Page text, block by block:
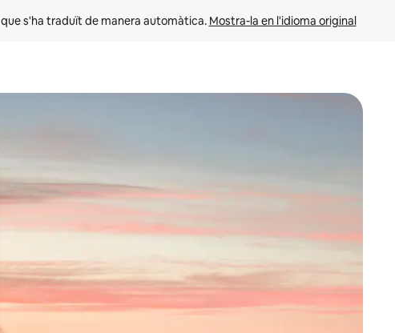
s'ha traduït de manera automàtica. Mostra-la en l'idioma original
de les tecles de les fletxes (amunt i avall), o bé fent un toc a la